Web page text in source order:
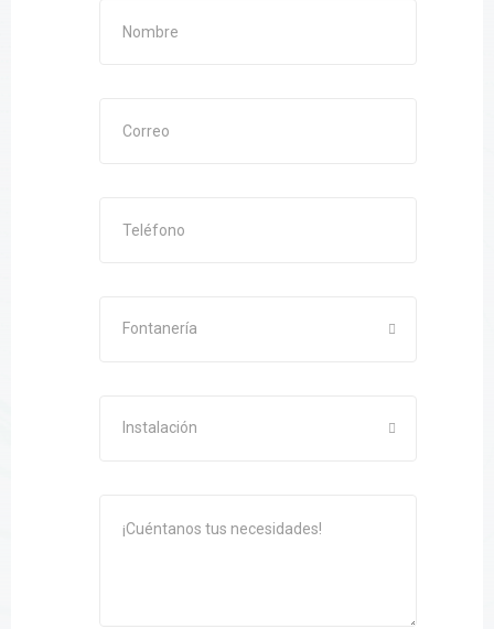
Fontanería
Instalación